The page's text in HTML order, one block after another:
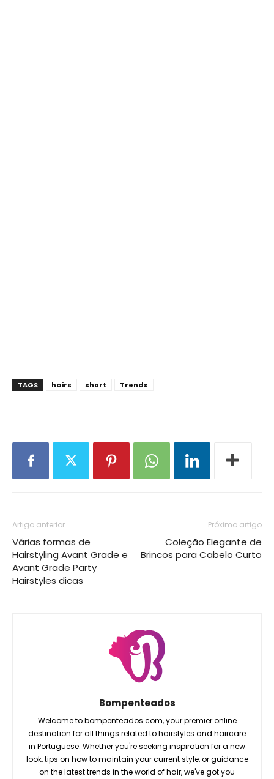
TAGS hairs short Trends
Artigo anterior
Várias formas de
Hairstyling Avant Grade e
Avant Grade Party
Hairstyles dicas
Próximo artigo
Coleção Elegante de
Brincos para Cabelo Curto
Bompenteados
Welcome to bompenteados.com, your premier online
destination for all things related to hairstyles and haircare
in Portuguese. Whether you're seeking inspiration for a new
look, tips on how to maintain your current style, or guidance
on the latest trends in the world of hair, we've got you